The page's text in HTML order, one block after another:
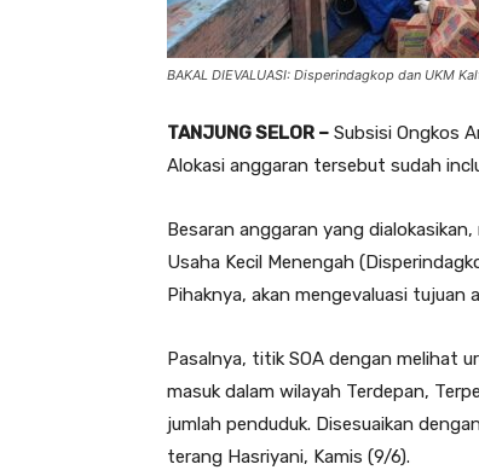
BAKAL DIEVALUASI: Disperindagkop dan UKM
TANJUNG SELOR – Subsisi Ongkos
Alokasi anggaran tersebut sudah
Besaran anggaran yang
Usaha Kecil Menengah
Pihaknya, akan mengevaluasi tujuan
Pasalnya, titik SOA dengan melihat
masuk dalam wilayah Terdepan,
jumlah penduduk. Disesuaikan
terang Hasriyani, Kamis (9/6).